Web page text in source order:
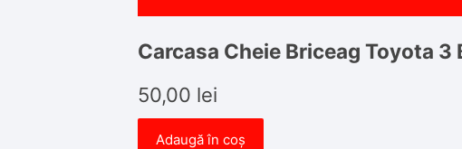
Carcasa Cheie Briceag Toyota
50,00 lei
Adaugă în coș